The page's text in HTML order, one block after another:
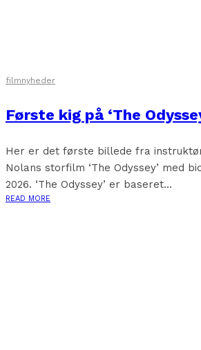
filmnyheder
Første kig på ‘The
Her er det første billede fra
Nolans storfilm ‘The Odyssey’ med
2026. ‘The Odyssey’ er baseret...
READ MORE